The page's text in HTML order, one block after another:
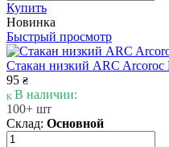
Купить
Новинка
Быстрый просмотр
Стакан низкий ARC Arcoroc
95 ₴
В наличии:
100+ шт
Склад: Основной